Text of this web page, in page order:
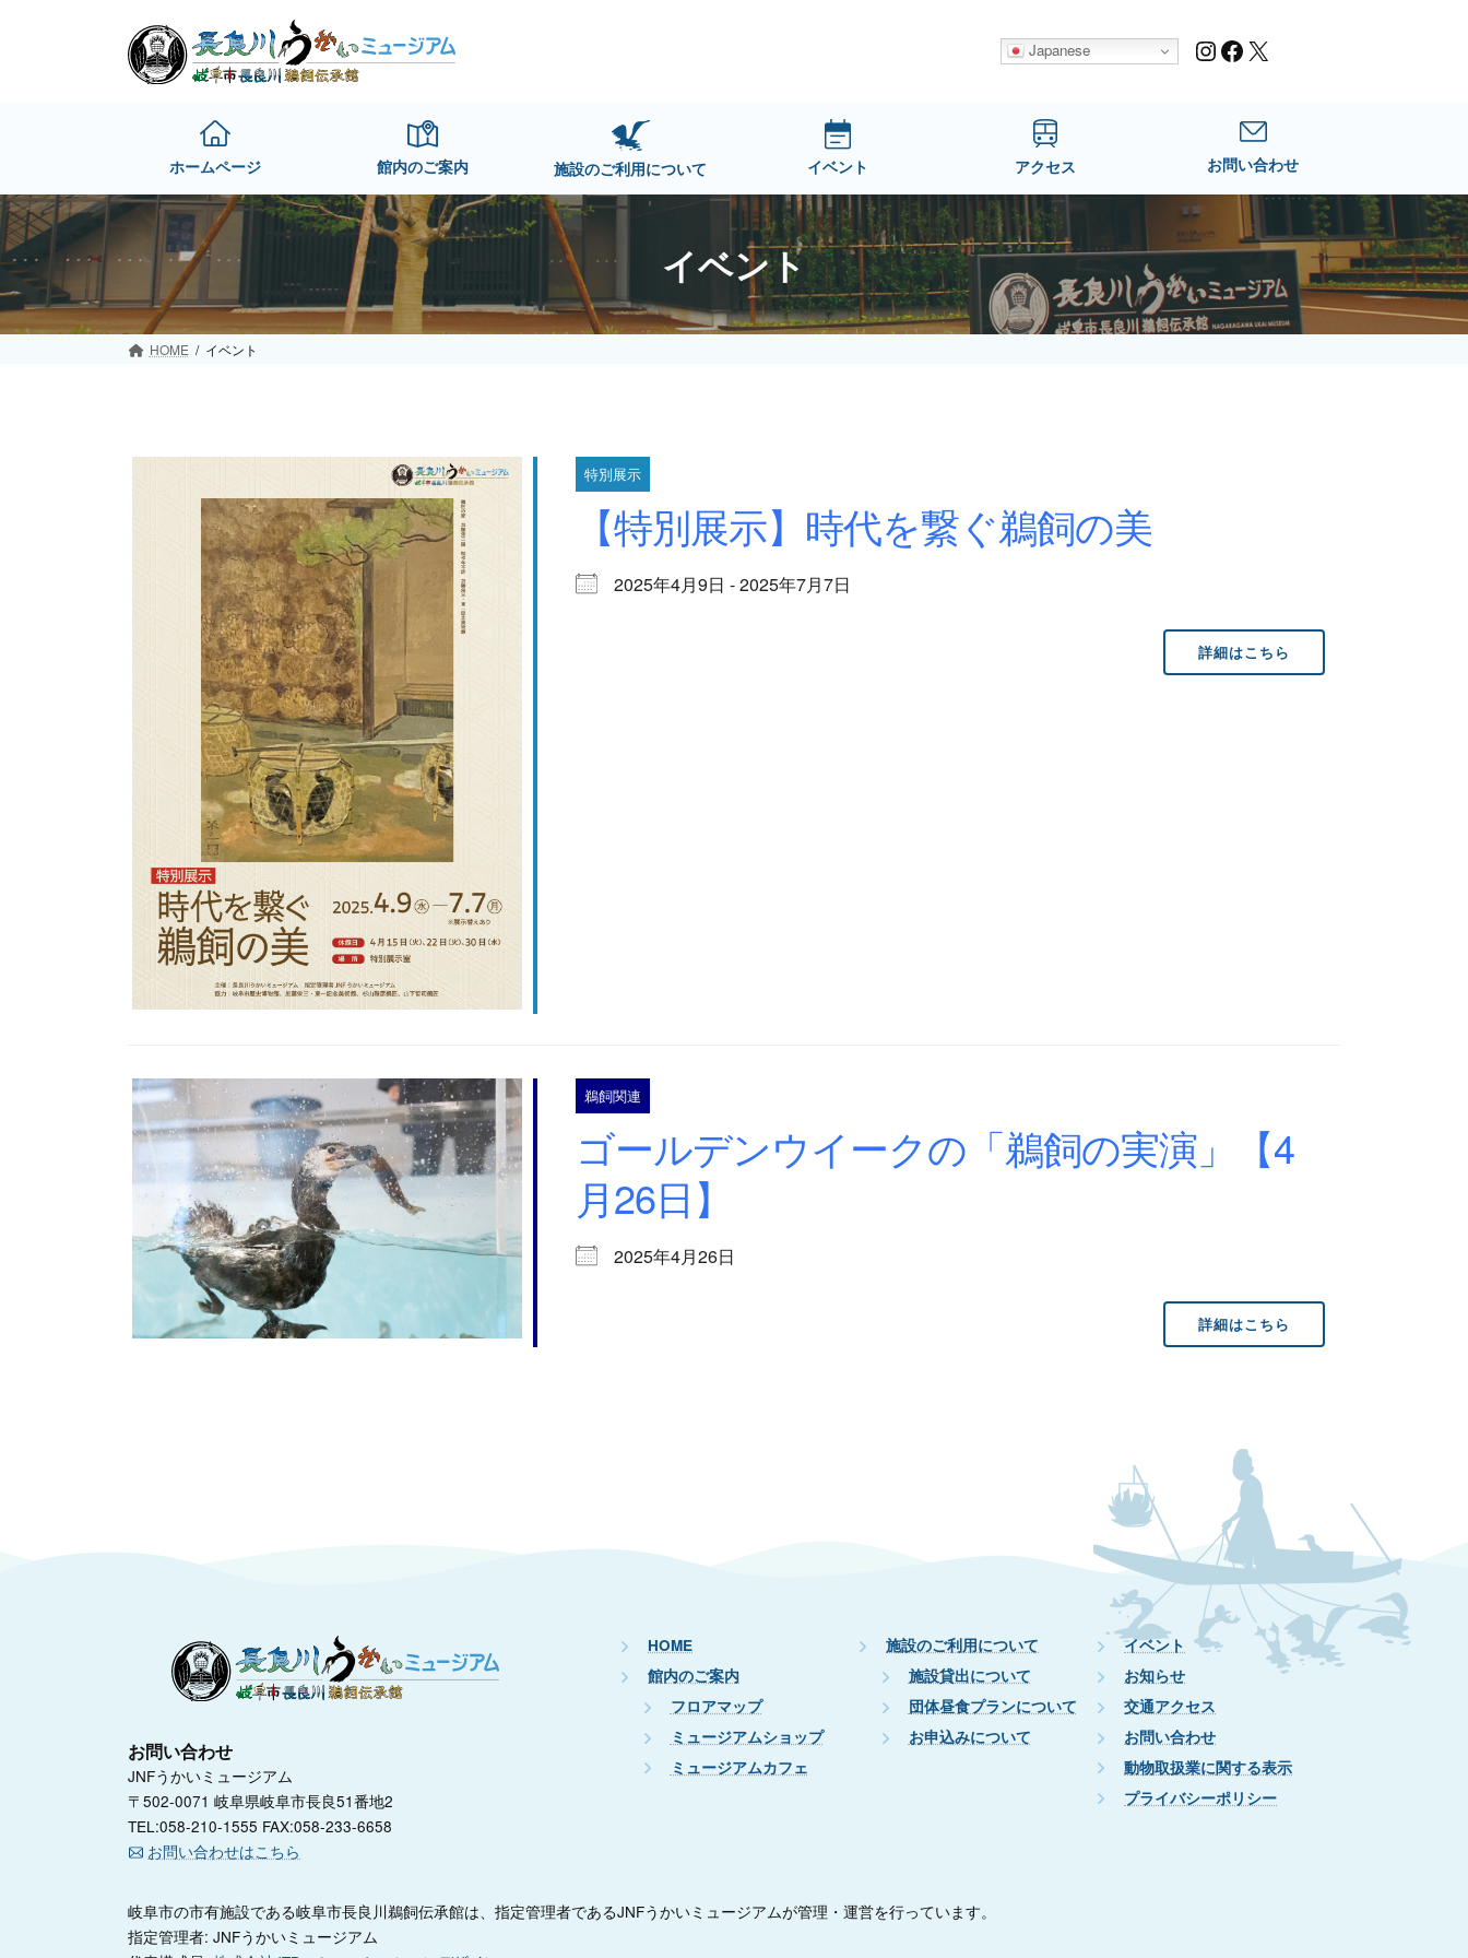
Japanese Instagram
Facebook
X
ホームページ 館内のご案内 施設のご利用について イベント アクセス お問い合わせ
イベント
HOME イベント
特別展示
【特別展示】時代を繋ぐ鵜飼の美
2025年4月9日 - 2025年7月7日
詳細はこちら
鵜飼関連
ゴールデンウイークの「鵜飼の実演」【4
月26日】
2025年4月26日
詳細はこちら
お問い合わせ
JNFうかいミュージアム
〒502-0071 岐阜県岐阜市長良51番地2
TEL:058-210-1555 FAX:058-233-6658
お問い合わせはこちら
HOME
館内のご案内
フロアマップ
ミュージアムショップ
ミュージアムカフェ
施設のご利用について
施設貸出について
団体昼食プランについて
お申込みについて
イベント
お知らせ
交通アクセス
お問い合わせ
動物取扱業に関する表示
プライバシーポリシー
岐阜市の市有施設である岐阜市長良川鵜飼伝承館は、指定管理者であるJNFうかいミュージアムが管理・運営を行っています。
指定管理者: JNFうかいミュージアム